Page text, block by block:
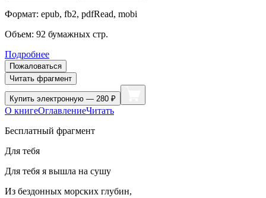
Формат: epub, fb2, pdfRead, mobi
Объем: 92 бумажных стр.
Подробнее
Пожаловаться
Читать фрагмент
Купить электронную — 280 ₽
О книгеОглавлениеЧитать
Бесплатный фрагмент
Для тебя
Для тебя я вышла на сушу
Из бездонных морских глубин,